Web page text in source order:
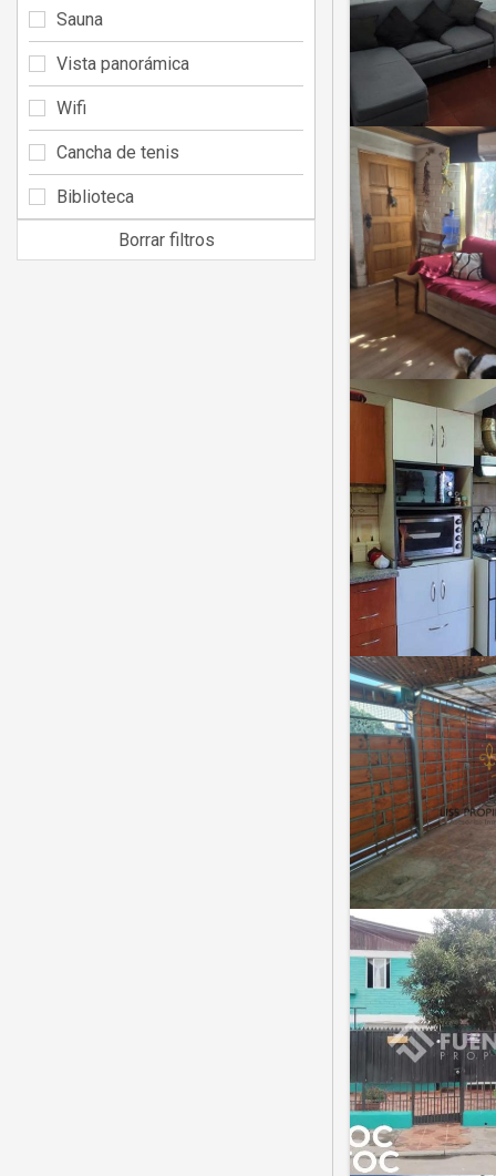
Sauna
Vista panorámica
Wifi
Cancha de tenis
Biblioteca
Borrar filtros